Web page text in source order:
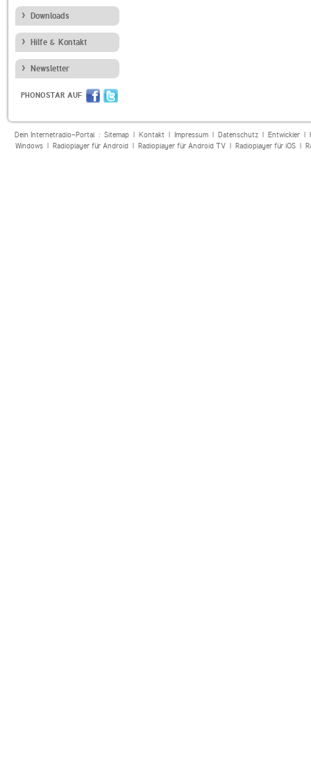
Downloads
Hilfe & Kontakt
Newsletter
PHONOSTAR AUF
Dein Internetradio-Portal : Sitemap| Kontakt| Impressum| Datenschutz| Entwickler|
Windows| Radioplayer für Android| Radioplayer für Android TV| Radioplayer für iOS|